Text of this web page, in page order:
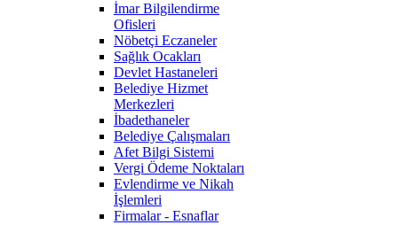
İmar Bilgilendirme
Ofisleri
Nöbetçi Eczaneler
Sağlık Ocakları
Devlet Hastaneleri
Belediye Hizmet
Merkezleri
İbadethaneler
Belediye Çalışmaları
Afet Bilgi Sistemi
Vergi Ödeme Noktaları
Evlendirme ve Nikah
İşlemleri
Firmalar - Esnaflar